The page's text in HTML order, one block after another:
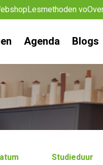
Lesmethoden vo
Agenda Blogs
Studieduur